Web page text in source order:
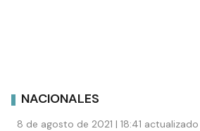
NACIONALES
8 de agosto de 2021 | 18:41